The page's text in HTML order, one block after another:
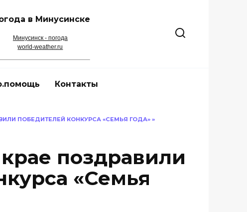
в Минусинске
Минусинск - погода
world-weather.ru
Контакты
ПОБЕДИТЕЛЕЙ КОНКУРСА «СЕМЬЯ ГОДА» »
поздравили
«Семья